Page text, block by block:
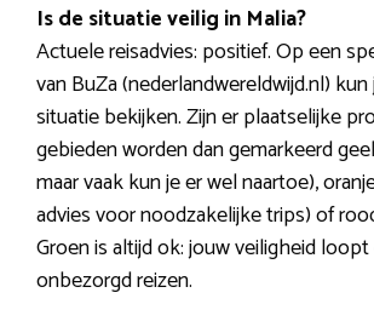
Is de situatie veilig in Malia?
Actuele reisadvies: positief. Op een
van BuZa (nederlandwereldwijd.nl)
situatie bekijken. Zijn er plaatselijke
gebieden worden dan gemarkeerd
maar vaak kun je er wel naartoe),
advies voor noodzakelijke trips) of
Groen is altijd ok: jouw veiligheid
onbezorgd reizen.